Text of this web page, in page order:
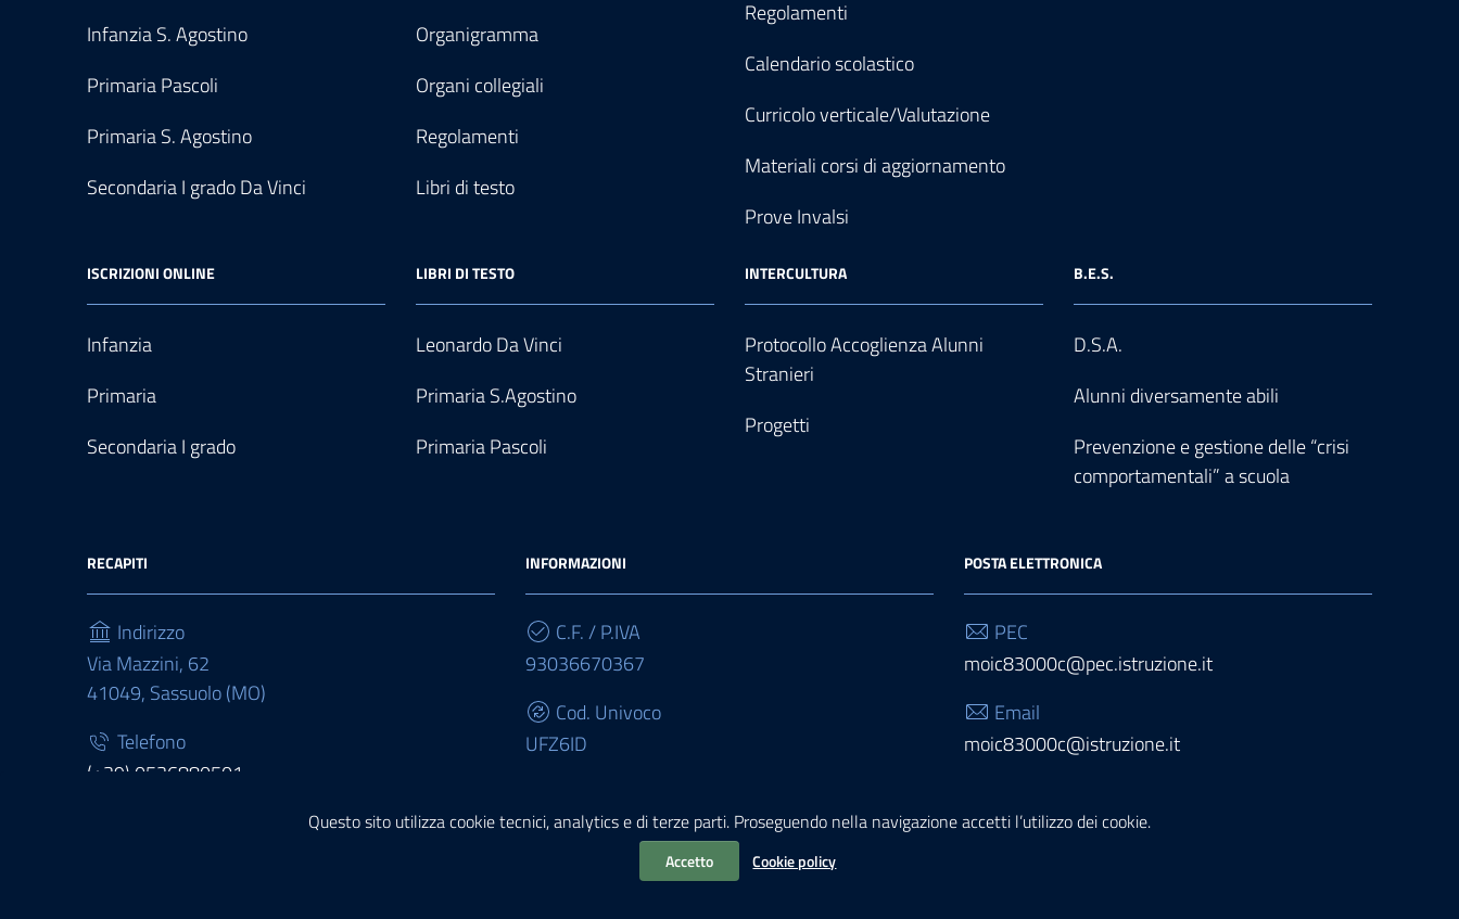
Questo sito utilizza cookie tecnici, analytics e di terze parti. Proseguendo nella navigazione accetti l’utilizzo dei cookie.
Accetto Cookie policy
Infanzia S. Agostino
Primaria Pascoli
Primaria S. Agostino
Secondaria I grado Da Vinci
Organigramma
Organi collegiali
Regolamenti
Libri di testo
Regolamenti
Calendario scolastico
Curricolo verticale/Valutazione
Materiali corsi di aggiornamento
Prove Invalsi
ISCRIZIONI ONLINE
Infanzia
Primaria
Secondaria I grado
LIBRI DI TESTO
Leonardo Da Vinci
Primaria S.Agostino
Primaria Pascoli
INTERCULTURA
Protocollo Accoglienza Alunni
Stranieri
Progetti
B.E.S.
D.S.A.
Alunni diversamente abili
Prevenzione e gestione delle “crisi
comportamentali” a scuola
RECAPITI
Indirizzo
Via Mazzini, 62
41049, Sassuolo (MO)
Telefono
(+39) 0536880501
INFORMAZIONI
C.F. / P.IVA
93036670367
Cod. Univoco
UFZ6ID
IT68E0503467010000000015950
POSTA ELETTRONICA
PEC
moic83000c@pec.istruzione.it
Email
moic83000c@istruzione.it